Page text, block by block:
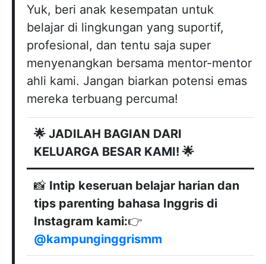
Yuk, beri anak kesempatan untuk
belajar di lingkungan yang suportif,
profesional, dan tentu saja super
menyenangkan bersama mentor-mentor
ahli kami. Jangan biarkan potensi emas
mereka terbuang percuma!
🌟 JADILAH BAGIAN DARI
KELUARGA BESAR KAMI! 🌟
📸 Intip keseruan belajar harian dan
tips parenting bahasa Inggris di
Instagram kami:👉
@kampunginggrismm